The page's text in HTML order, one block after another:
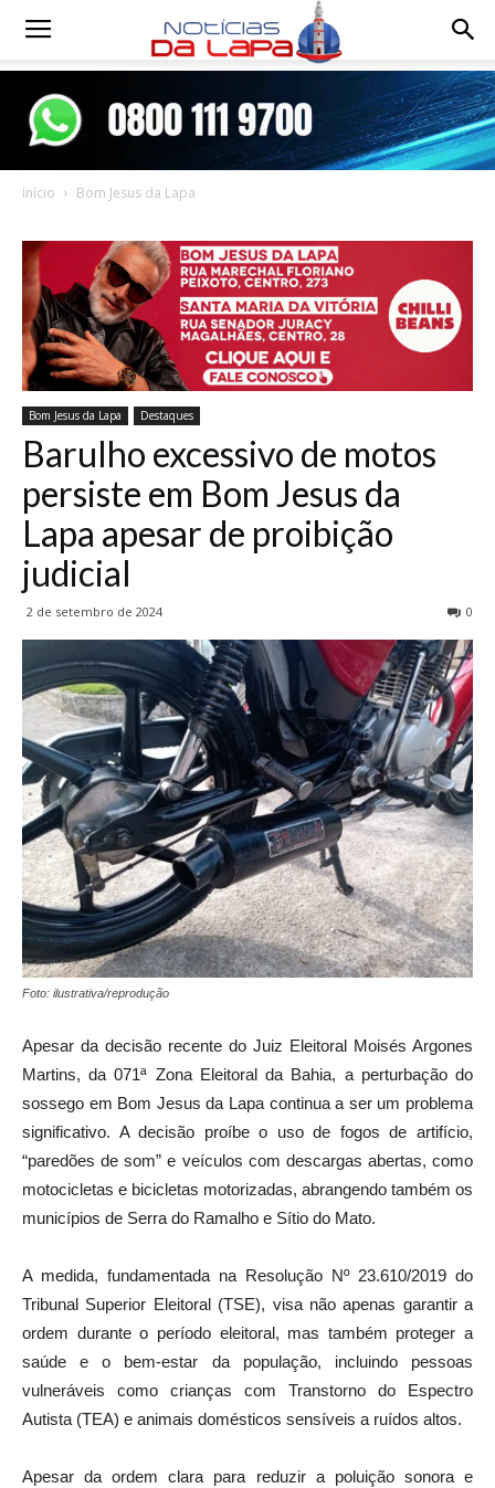
Notícias
Início Bom Jesus da Lapa
Bom Jesus da Lapa Destaques
Barulho excessivo de motos
persiste em Bom Jesus da
Lapa apesar de proibição
judicial
2 de setembro de 2024 0
Foto: ilustrativa/reprodução
Apesar da decisão recente do Juiz Eleitoral Moisés Argones
Martins, da 071ª Zona Eleitoral da Bahia, a perturbação do
sossego em Bom Jesus da Lapa continua a ser um problema
significativo. A decisão proíbe o uso de fogos de artifício,
“paredões de som” e veículos com descargas abertas, como
motocicletas e bicicletas motorizadas, abrangendo também os
municípios de Serra do Ramalho e Sítio do Mato.
A medida, fundamentada na Resolução Nº 23.610/2019 do
Tribunal Superior Eleitoral (TSE), visa não apenas garantir a
ordem durante o período eleitoral, mas também proteger a
saúde e o bem-estar da população, incluindo pessoas
vulneráveis como crianças com Transtorno do Espectro
Autista (TEA) e animais domésticos sensíveis a ruídos altos.
Apesar da ordem clara para reduzir a poluição sonora e